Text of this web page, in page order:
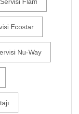
Flam
Ecostar
Nu-Way